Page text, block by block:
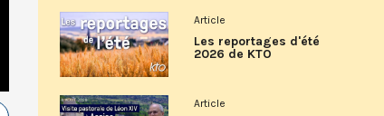
Article
Les reportages d'été
2026 de KTO
Article